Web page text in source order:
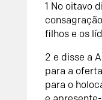
1 No oitavo
filhos e os
2 e disse a
para a
para o